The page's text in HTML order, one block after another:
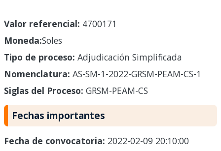
Valor referencial: 4700171
Moneda:Soles
Tipo de proceso: Adjudicación Simplificada
Nomenclatura: AS-SM-1-2022-GRSM-PEAM-CS-1
Siglas del Proceso: GRSM-PEAM-CS
Fechas importantes
Fecha de convocatoria: 2022-02-09 20:10:00